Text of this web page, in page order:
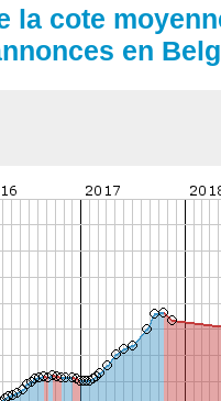
la cote
en